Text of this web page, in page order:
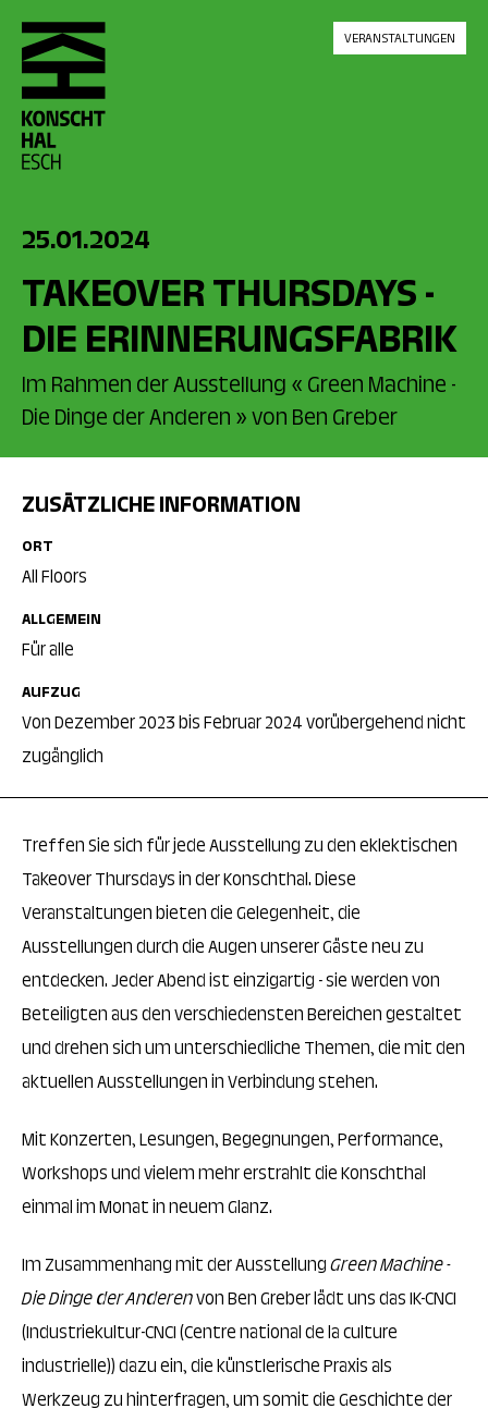
skip_to_content
VERANSTALTUNGEN
25.01.2024
TAKEOVER THURSDAYS -
DIE ERINNERUNGSFABRIK
Im Rahmen der Ausstellung « Green Machine -
Die Dinge der Anderen » von Ben Greber
Treffen Sie sich für jede Ausstellung zu den eklektischen
Takeover Thursdays in der Konschthal. Diese
Veranstaltungen bieten die Gelegenheit, die
Ausstellungen durch die Augen unserer Gäste neu zu
entdecken. Jeder Abend ist einzigartig - sie werden von
Beteiligten aus den verschiedensten Bereichen gestaltet
und drehen sich um unterschiedliche Themen, die mit den
aktuellen Ausstellungen in Verbindung stehen.
Mit Konzerten, Lesungen, Begegnungen, Performance,
Workshops und vielem mehr erstrahlt die Konschthal
einmal im Monat in neuem Glanz.
Im Zusammenhang mit der AusstellungGreenMachine -
Die Dinge der Anderenvon Ben Greber lädt uns das IK-CNCI
(Industriekultur-CNCI (Centre national de la culture
industrielle)) dazu ein, die künstlerische Praxis als
Werkzeug zu hinterfragen, um somit die Geschichte der
ZUSÄTZLICHE INFORMATION
ORT
All Floors
ALLGEMEIN
Für alle
AUFZUG
Von Dezember 2023 bis Februar 2024 vorübergehend nicht
zugänglich